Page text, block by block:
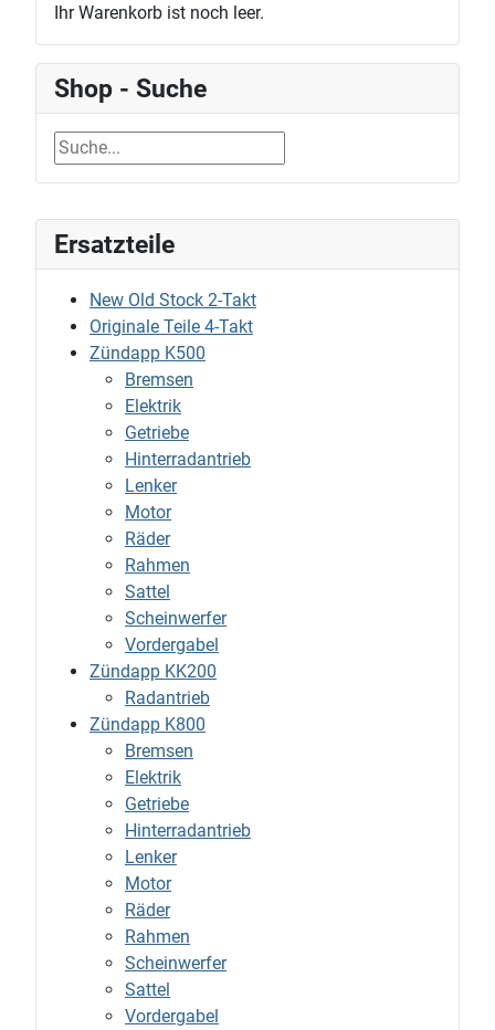
Ersatzteile
New Old Stock 2-Takt
Originale Teile 4-Takt
Zündapp K500
Bremsen
Elektrik
Getriebe
Hinterradantrieb
Lenker
Motor
Räder
Rahmen
Sattel
Scheinwerfer
Vordergabel
Zündapp KK200
Radantrieb
Zündapp K800
Bremsen
Elektrik
Getriebe
Hinterradantrieb
Lenker
Motor
Räder
Rahmen
Scheinwerfer
Sattel
Vordergabel
Ihr Warenkorb ist noch leer.
Shop - Suche